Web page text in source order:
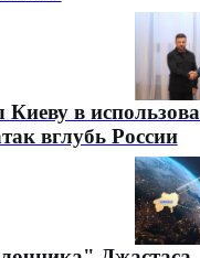
Киеву в
вглубь России